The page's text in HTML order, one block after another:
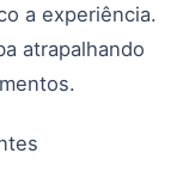
a experiência.
atrapalhando